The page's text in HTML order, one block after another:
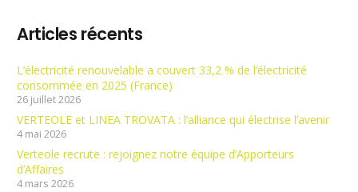
Articles récents
L’électricité renouvelable a couvert 33,2 % de l’électricité
consommée en 2025 (France)
26 juillet 2026
VERTEOLE et LINEA TROVATA : l’alliance qui électrise l’avenir
4 mai 2026
Verteole recrute : rejoignez notre équipe d’Apporteurs
d’Affaires
4 mars 2026